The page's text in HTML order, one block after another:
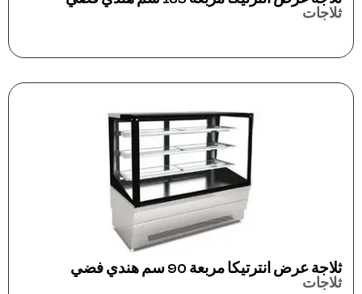
ثلاجات
ثلاجة عرض انترتيكا مربعة 90 سم هندي فضي
ثلاجات